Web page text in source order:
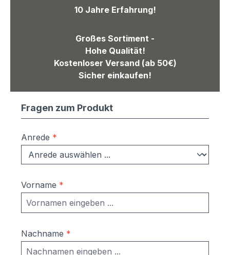
10 Jahre Erfahrung!
Großes Sortiment -
Hohe Qualität!
Kostenloser Versand (ab 50€)
Sicher einkaufen!
Fragen zum Produkt
Anrede *
Vorname *
Nachname *